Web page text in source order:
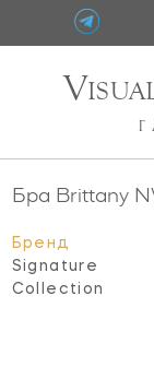
V
Бра Brittany
Бренд
Signature
Collection